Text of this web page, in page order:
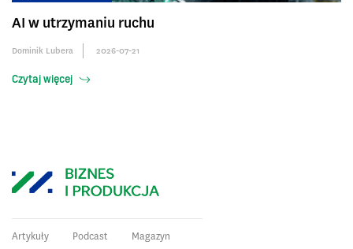
AI w utrzymaniu ruchu
Dominik Lubera 2026-07-21
Czytaj więcej
Artykuły Podcast Magazyn